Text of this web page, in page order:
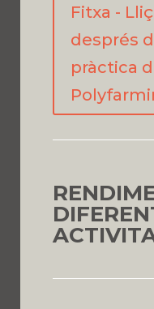
Fitxa -
després
pràctica